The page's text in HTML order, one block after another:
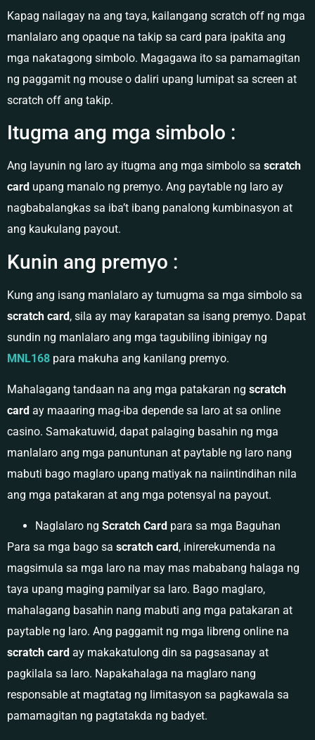
Kapag nailagay na ang taya, kailangang scratch off ng mga
manlalaro ang opaque na takip sa card para ipakita ang
mga nakatagong simbolo. Magagawa ito sa pamamagitan
ng paggamit ng mouse o daliri upang lumipat sa screen at
scratch off ang takip.
Itugma ang mga simbolo :
Ang layunin ng laro ay itugma ang mga simbolo sa scratch
card upang manalo ng premyo. Ang paytable ng laro ay
nagbabalangkas sa iba’t ibang panalong kumbinasyon at
ang kaukulang payout.
Kunin ang premyo :
Kung ang isang manlalaro ay tumugma sa mga simbolo sa
scratch card, sila ay may karapatan sa isang premyo. Dapat
sundin ng manlalaro ang mga tagubiling ibinigay ng
MNL168 para makuha ang kanilang premyo.
Mahalagang tandaan na ang mga patakaran ng scratch
card ay maaaring mag-iba depende sa laro at sa online
casino. Samakatuwid, dapat palaging basahin ng mga
manlalaro ang mga panuntunan at paytable ng laro nang
mabuti bago maglaro upang matiyak na naiintindihan nila
ang mga patakaran at ang mga potensyal na payout.
Naglalaro ng Scratch Card para sa mga Baguhan
Para sa mga bago sa scratch card , inirerekumenda na
magsimula sa mga laro na may mas mababang halaga ng
taya upang maging pamilyar sa laro. Bago maglaro,
mahalagang basahin nang mabuti ang mga patakaran at
paytable ng laro. Ang paggamit ng mga libreng online na
scratch card ay makakatulong din sa pagsasanay at
pagkilala sa laro. Napakahalaga na maglaro nang
responsable at magtatag ng limitasyon sa pagkawala sa
pamamagitan ng pagtatakda ng badyet.